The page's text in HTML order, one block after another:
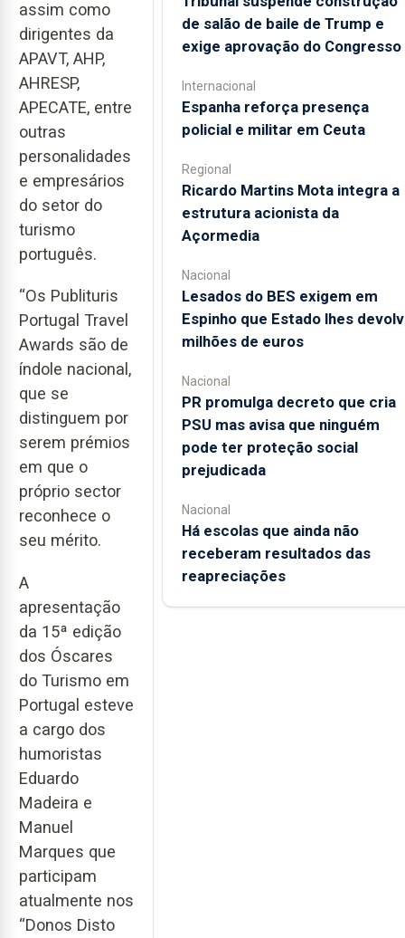
assim como
dirigentes da
APAVT, AHP,
AHRESP,
APECATE, entre
outras
personalidades
e empresários
do setor do
turismo
português.
“Os Publituris
Portugal Travel
Awards são de
índole nacional,
que se
distinguem por
serem prémios
em que o
próprio sector
reconhece o
seu mérito.
A
apresentação
da 15ª edição
dos Óscares
do Turismo em
Portugal esteve
a cargo dos
humoristas
Eduardo
Madeira e
Manuel
Marques que
participam
atualmente nos
“Donos Disto
de salão de baile de Trump e
exige aprovação do Congresso
Internacional
Espanha reforça presença
policial e militar em Ceuta
Regional
Ricardo Martins Mota integra a
estrutura acionista da
Açormedia
Nacional
Lesados do BES exigem em
Espinho que Estado lhes
milhões de euros
Nacional
PR promulga decreto que cria
PSU mas avisa que ninguém
pode ter proteção social
prejudicada
Nacional
Há escolas que ainda não
receberam resultados das
reapreciações